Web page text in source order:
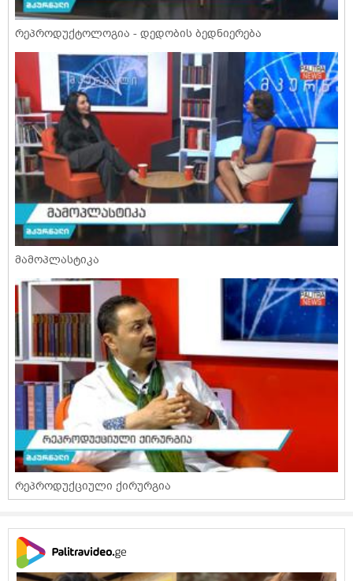
რეპროდუქტოლოგია - დედობის ბედნიერება
მამოპლასტიკა
რეპროდუქციული ქირურგია